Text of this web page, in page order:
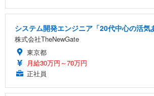
システム開発エンジニア「20代中心の活
株式会社TheNewGate
東京都
月給30万円～70万円
正社員